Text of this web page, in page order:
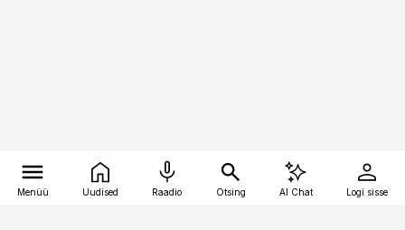
Menüü Uudised Raadio Otsing AI Chat Logi sisse